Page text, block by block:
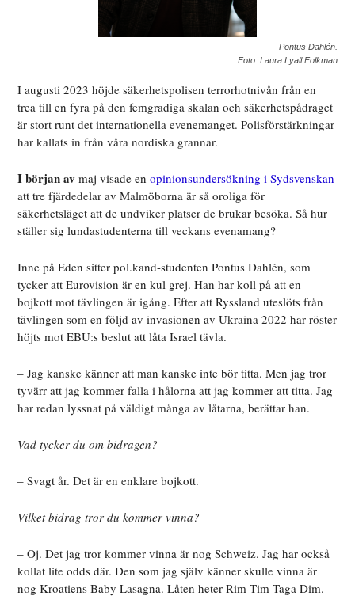
Pontus Dahlén.
Foto: Laura Lyall Folkman
I augusti 2023 höjde säkerhetspolisen terrorhotnivån från en
trea till en fyra på den femgradiga skalan och säkerhetspådraget
är stort runt det internationella evenemanget. Polisförstärkningar
har kallats in från våra nordiska grannar.
I början av maj visade enopinionsundersökning i Sydsvenskan
att tre fjärdedelar av Malmöborna är så oroliga för
säkerhetsläget att de undviker platser de brukar besöka. Så hur
ställer sig lundastudenterna till veckans evenamang?
Inne på Eden sitter pol.kand-studenten Pontus Dahlén, som
tycker att Eurovision är en kul grej. Han har koll på att en
bojkott mot tävlingen är igång. Efter att Ryssland uteslöts från
tävlingen som en följd av invasionen av Ukraina 2022 har röster
höjts mot EBU:s beslut att låta Israel tävla.
– Jag kanske känner att man kanske inte bör titta. Men jag tror
tyvärr att jag kommer falla i hålorna att jag kommer att titta. Jag
har redan lyssnat på väldigt många av låtarna, berättar han.
Vad tycker du om bidragen?
– Svagt år. Det är en enklare bojkott.
Vilket bidrag tror du kommer vinna?
– Oj. Det jag tror kommer vinna är nog Schweiz. Jag har också
kollat lite odds där. Den som jag själv känner skulle vinna är
nog Kroatiens Baby Lasagna. Låten heter Rim Tim Taga Dim.